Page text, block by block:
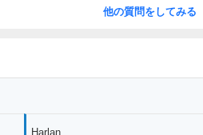
他の質問をしてみる
Harlan